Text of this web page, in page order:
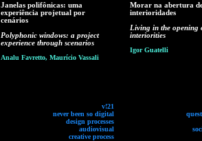
Janelas polifônicas: uma
experiência projetual por
cenários
Polyphonic windows: a project
experience through scenarios
Analu Favretto, Maurício Vassali
v!21
never been so digital
design processes
audiovisual
creative process
Morar na abertura
interioridades
Living in the opening
interiorities
Igor Guatelli